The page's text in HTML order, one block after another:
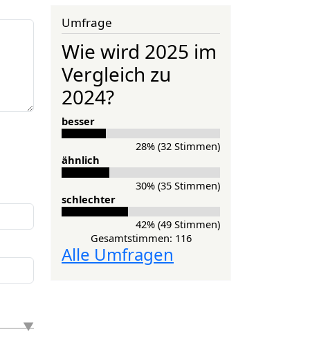
Umfrage
Wie wird 2025 im
Vergleich zu
2024?
besser
28% (32 Stimmen)
ähnlich
30% (35 Stimmen)
schlechter
42% (49 Stimmen)
Gesamtstimmen: 116
Alle Umfragen